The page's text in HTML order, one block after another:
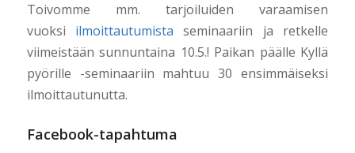
Toivomme mm. tarjoiluiden varaamisen
vuoksi ilmoittautumista seminaariin ja retkelle
viimeistään sunnuntaina 10.5.! Paikan päälle Kyllä
pyörille -seminaariin mahtuu 30 ensimmäiseksi
ilmoittautunutta.
Facebook-tapahtuma